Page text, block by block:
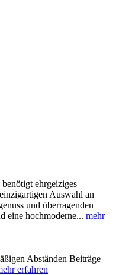
ehrgeiziges
Auswahl an
und überragenden
eine hochmoderne... mehr
Abständen Beiträge
erfahren